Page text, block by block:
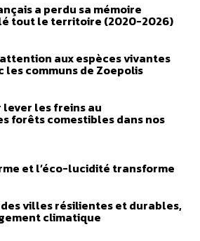
a perdu sa mémoire
tout le territoire (2020-2026)
aux espèces vivantes
les communs de Zoepolis
lever les freins au
forêts comestibles dans nos
et l’éco-lucidité transforme
villes résilientes et durables,
climatique